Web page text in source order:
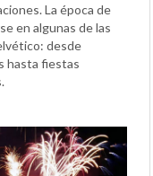
La época de
en algunas de las
desde
hasta fiestas